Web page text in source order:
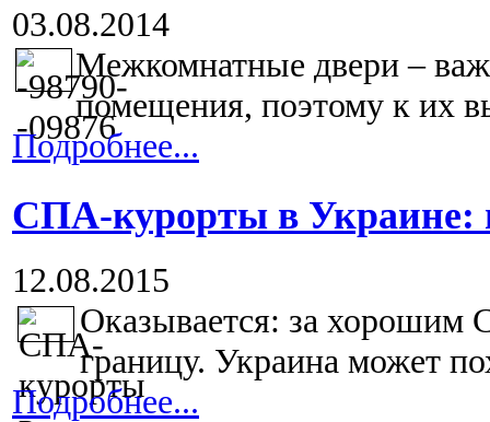
03.08.2014
Межкомнатные двери –
помещения, поэтому к их
Подробнее...
СПА-курорты в Украине:
12.08.2015
Оказывается: за хорошим
границу. Украина может
Подробнее...